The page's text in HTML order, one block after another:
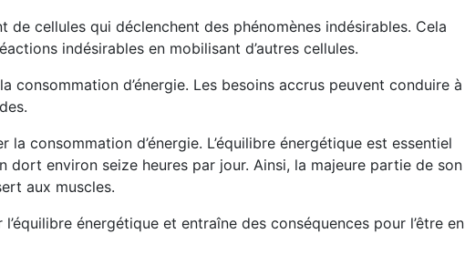
cellules qui déclenchent des phénomènes indésirables. Cela
indésirables en mobilisant d’autres cellules.
consommation d’énergie. Les besoins accrus peuvent conduire à
consommation d’énergie. L’équilibre énergétique est essentiel
environ seize heures par jour. Ainsi, la majeure partie de son
aux muscles.
énergétique et entraîne des conséquences pour l’être en